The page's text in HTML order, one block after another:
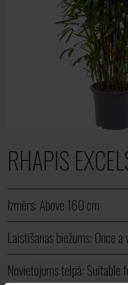
RHAPIS
Izmērs:Above 160 cm
Laistīšanas biežums:Once
Novietojums telpā:Suitable